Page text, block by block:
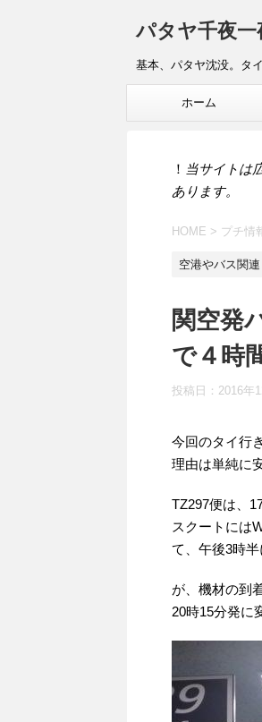
パタヤ千夜一
基本、パタヤ沈没。タ
ホーム
！ 当サイトは
あります。
HOME > プチ情
空港やバス関連
関空発
で４時
投稿日： 2016年
今回のタイ行
理由は単純に
TZ297便は、
スクートには
て、午後3時半
が、機材の到
20時15分発に